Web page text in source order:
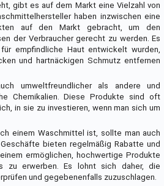
gibt es auf dem Markt eine Vielzahl von
haben inzwischen eine
auf den Markt gebracht, um den
der Verbraucher gerecht zu werden. Es
empfindliche Haut entwickelt wurden,
und hartnäckigen Schmutz entfernen
umweltfreundlicher als andere und
Chemikalien. Diese Produkte sind oft
in sie zu investieren, wenn man sich um
einem Waschmittel ist, sollte man auch
bieten regelmäßig Rabatte und
ermöglichen, hochwertige Produkte
zu erwerben. Es lohnt sich daher, die
und gegebenenfalls zuzuschlagen.